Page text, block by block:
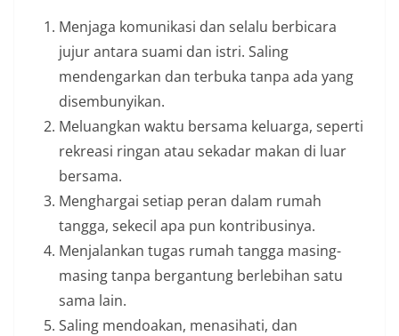
Menjaga komunikasi dan selalu berbicara
jujur antara suami dan istri. Saling
mendengarkan dan terbuka tanpa ada yang
disembunyikan.
Meluangkan waktu bersama keluarga, seperti
rekreasi ringan atau sekadar makan di luar
bersama.
Menghargai setiap peran dalam rumah
tangga, sekecil apa pun kontribusinya.
Menjalankan tugas rumah tangga masing-
masing tanpa bergantung berlebihan satu
sama lain.
Saling mendoakan, menasihati, dan